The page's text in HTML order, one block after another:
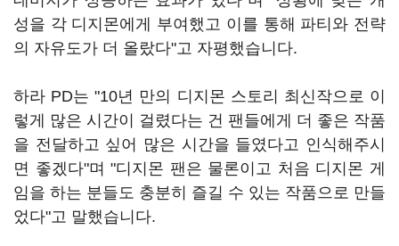
성을 각 디지몬에게 부여했고 이를 통해 파티와 전략
의 자유도가 더 올랐다"고 자평했습니다.
하라 PD는 "10년 만의 디지몬 스토리 최신작으로 이
렇게 많은 시간이 걸렸다는 건 팬들에게 더 좋은 작품
을 전달하고 싶어 많은 시간을 들였다고 인식해주시
면 좋겠다"며 "디지몬 팬은 물론이고 처음 디지몬 게
임을 하는 분들도 충분히 즐길 수 있는 작품으로 만들
었다"고 말했습니다.